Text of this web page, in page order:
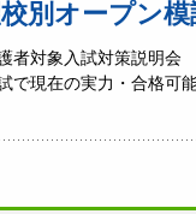
別オープン模
者対象入試対策説明会
で現在の実力・合格可